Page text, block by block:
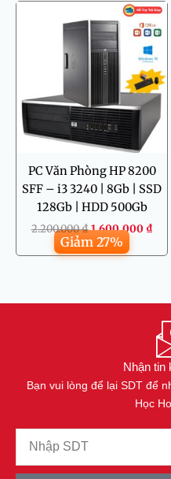
PC Văn Phòng HP 8200
SFF – i3 3240 | 8Gb | SSD
128Gb | HDD 500Gb
2.200.000₫
gốc
là:
2.200.000 ₫.
1.600.000 ₫
Giảm 27%
Giá
hiện
tại
Nhận tin
Bạn vui lòng để lại SDT để
Học